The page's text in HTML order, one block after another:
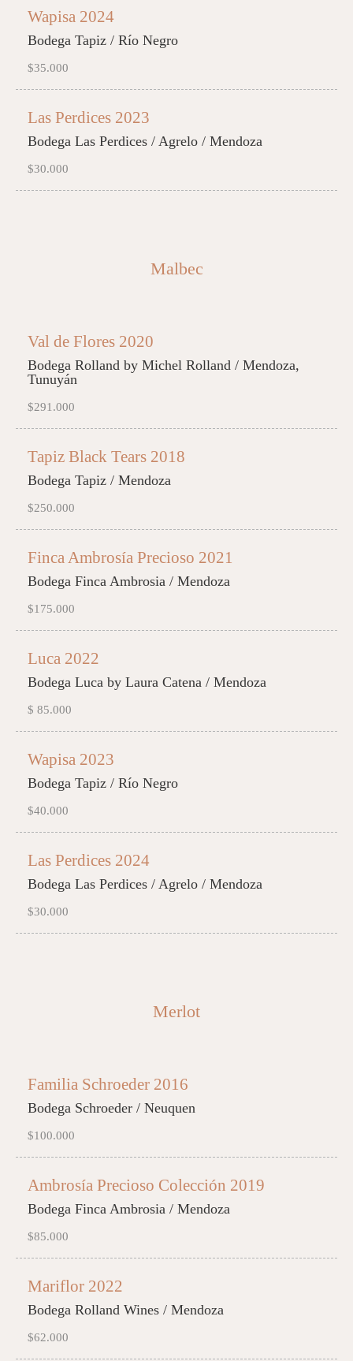
Wapisa 2024
Bodega Tapiz / Río Negro
$35.000
Las Perdices 2023
Bodega Las Perdices / Agrelo / Mendoza
$30.000
Malbec
Val de Flores 2020
Bodega Rolland by Michel Rolland / Mendoza,
Tunuyán
$291.000
Tapiz Black Tears 2018
Bodega Tapiz / Mendoza
$250.000
Finca Ambrosía Precioso 2021
Bodega Finca Ambrosia / Mendoza
$175.000
Luca 2022
Bodega Luca by Laura Catena / Mendoza
$ 85.000
Wapisa 2023
Bodega Tapiz / Río Negro
$40.000
Las Perdices 2024
Bodega Las Perdices / Agrelo / Mendoza
$30.000
Merlot
Familia Schroeder 2016
Bodega Schroeder / Neuquen
$100.000
Ambrosía Precioso Colección 2019
Bodega Finca Ambrosia / Mendoza
$85.000
Mariflor 2022
Bodega Rolland Wines / Mendoza
$62.000